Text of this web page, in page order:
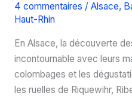
4 commentaires / Alsace,
Haut-Rhin
En Alsace, la découverte
incontournable avec leurs
colombages et les
les ruelles de Riquewihr,